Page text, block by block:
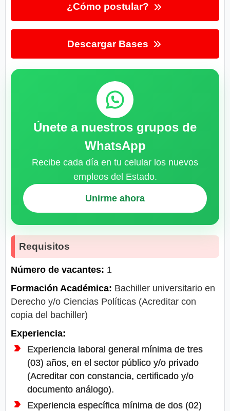
¿Cómo postular?
Descargar Bases
Únete a nuestros grupos de
WhatsApp
Recibe cada día en tu celular los nuevos
empleos del Estado.
Unirme ahora
Requisitos
Número de vacantes: 1
Formación Académica: Bachiller universitario en
Derecho y/o Ciencias Políticas (Acreditar con
copia del bachiller)
Experiencia:
Experiencia laboral general mínima de tres
(03) años, en el sector público y/o privado
(Acreditar con constancia, certificado y/o
documento análogo).
Experiencia específica mínima de dos (02)